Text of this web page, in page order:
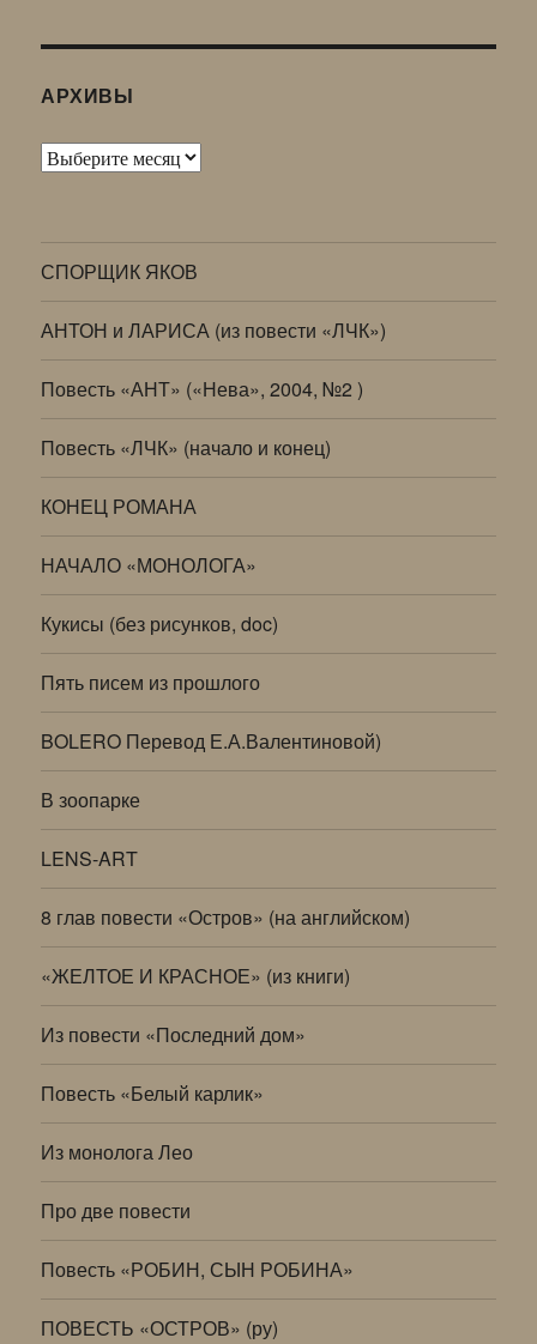
АРХИВЫ
Архивы
СПОРЩИК ЯКОВ
АНТОН и ЛАРИСА (из повести «ЛЧК»)
Повесть «АНТ» («Нева», 2004, №2 )
Повесть «ЛЧК» (начало и конец)
КОНЕЦ РОМАНА
НАЧАЛО «МОНОЛОГА»
Кукисы (без рисунков, doc)
Пять писем из прошлого
BOLERO Перевод Е.А.Валентиновой)
В зоопарке
LENS-ART
8 глав повести «Остров» (на английском)
«ЖЕЛТОЕ И КРАСНОЕ» (из книги)
Из повести «Последний дом»
Повесть «Белый карлик»
Из монолога Лео
Про две повести
Повесть «РОБИН, СЫН РОБИНА»
ПОВЕСТЬ «ОСТРОВ» (ру)